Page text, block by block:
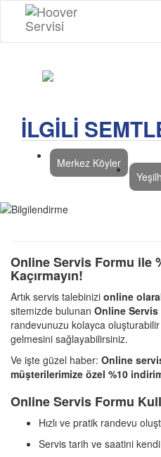
İLGİLİ
Merkez Köyler
Online Servis Formu ile
Kaçırmayın!
Artık servis talebinizi online
sitemizde bulunan Online Servis
randevunuzu kolayca oluşturabilir
gelmesini sağlayabilirsiniz.
Ve işte güzel haber: Online
müşterilerimize özel %10
Online Servis Formu
Hızlı ve pratik randevu
Servis tarih ve saatini